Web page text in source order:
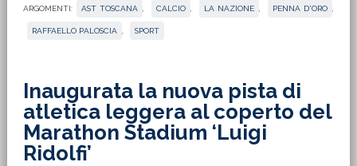
ARGOMENTI: AST TOSCANA CALCIO LA NAZIONE PENNA D'ORO
RAFFAELLO PALOSCIA SPORT
Inaugurata la nuova pista di
atletica leggera al coperto del
Marathon Stadium ‘Luigi
Ridolfi’